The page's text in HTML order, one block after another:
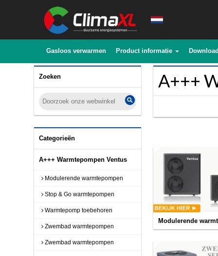
Gasloos verwarmen Product informatie
Zoeken
Categorieën
A+++ Warmtepompen Ventus
Modulerende warmtepompen
Stop & Go warmtepompen
Warmtepomp toebehoren
Zwembad warmtepompen
Zwembad warmtepompen
A+++
Modulerende